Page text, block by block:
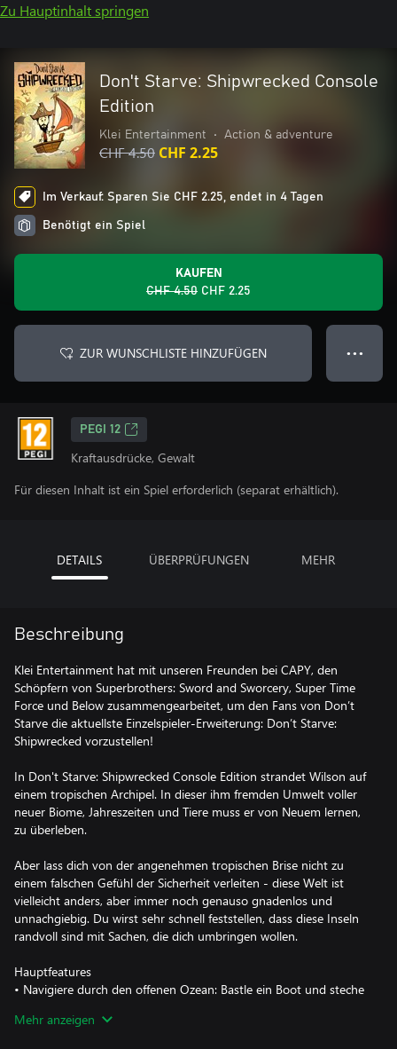
Zu Hauptinhalt springen
Don't Starve: Shipwrecked Console
Edition
Klei Entertainment • Action & adventure
CHF 4.50 CHF 2.25
Im Verkauf: Sparen Sie CHF 2.25, endet in 4 Tagen
Benötigt ein Spiel
KAUFEN
CHF 4.50 CHF 2.25
ZUR WUNSCHLISTE HINZUFÜGEN ● ● ●
PEGI 12
Kraftausdrücke, Gewalt
Für diesen Inhalt ist ein Spiel erforderlich (separat erhältlich).
DETAILS ÜBERPRÜFUNGEN MEHR
Beschreibung
Klei Entertainment hat mit unseren Freunden bei CAPY, den
Schöpfern von Superbrothers: Sword and Sworcery, Super Time
Force und Below zusammengearbeitet, um den Fans von Don’t
Starve die aktuellste Einzelspieler-Erweiterung: Don’t Starve:
Shipwrecked vorzustellen!
In Don't Starve: Shipwrecked Console Edition strandet Wilson auf
einem tropischen Archipel. In dieser ihm fremden Umwelt voller
neuer Biome, Jahreszeiten und Tiere muss er von Neuem lernen,
zu überleben.
Aber lass dich von der angenehmen tropischen Brise nicht zu
einem falschen Gefühl der Sicherheit verleiten - diese Welt ist
vielleicht anders, aber immer noch genauso gnadenlos und
unnachgiebig. Du wirst sehr schnell feststellen, dass diese Inseln
randvoll sind mit Sachen, die dich umbringen wollen.
Hauptfeatures
• Navigiere durch den offenen Ozean: Bastle ein Boot und steche
• Erkunde eine völlig neue Welt: Die gesamte Welt ist anders.
Mehr anzeigen